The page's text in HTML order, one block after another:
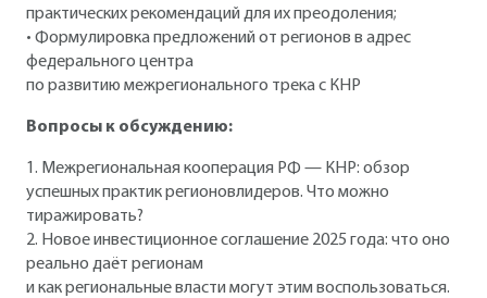
практических рекомендаций для их преодоления;
• Формулировка предложений от регионов в адрес
федерального центра
по развитию межрегионального трека с КНР
Вопросы к обсуждению:
1. Межрегиональная кооперация РФ — КНР: обзор
успешных практик регионовлидеров. Что можно
тиражировать?
2. Новое инвестиционное соглашение 2025 года: что оно
реально даёт регионам
и как региональные власти могут этим воспользоваться.